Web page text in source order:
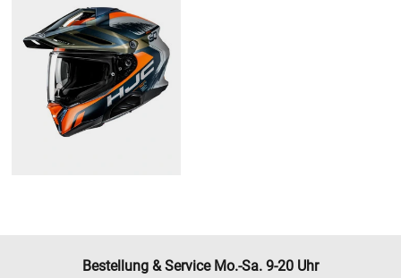
Bestellung & Service Mo.-Sa. 9-20 Uhr